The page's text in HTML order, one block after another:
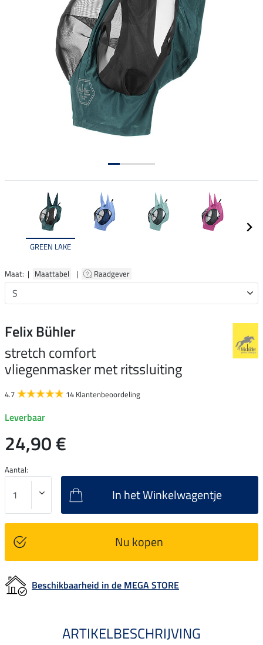
GREEN LAKE
Maat: | Maattabel | Raadgever
Felix Bühler
stretch comfort
vliegenmasker met ritssluiting
4.7 14 Klantenbeoordeling
Leverbaar
24,90 €
Aantal:
In het Winkelwagentje
Nu kopen
Beschikbaarheid in de MEGA STORE
ARTIKELBESCHRIJVING